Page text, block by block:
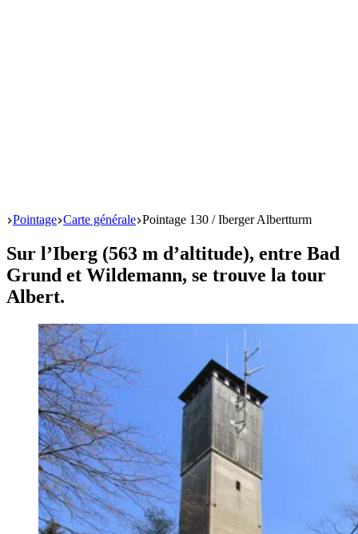
Start
Pointage Carte générale Pointage 130 / Iberger Albertturm
Sur l’Iberg (563 m d’altitude), entre Bad
Grund et Wildemann, se trouve la tour
Albert.